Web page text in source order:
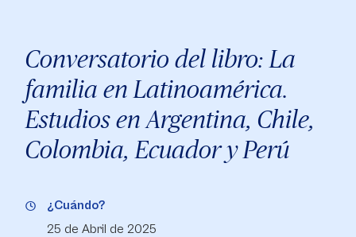
Conversatorio del libro: La
familia en Latinoamérica.
Estudios en Argentina, Chile,
Colombia, Ecuador y Perú
¿Cuándo?
25 de Abril de 2025